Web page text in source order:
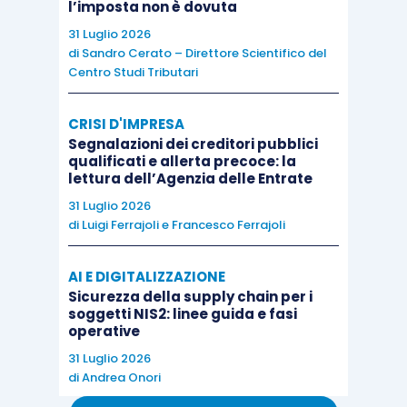
Per il riconoscimento delle ricordate
agevolazioni, leimprese
devonomantenere
ZESper almeno sette annidopo il
completamento dell’investimento
oggetto delle agevolazioni, pena la revoca
dei benefici concessi e goduti
liquidazioneo discioglimento
Con specifico riferimento al
ricorda che lemodalità
comunicazioneper la relativa fruizione sono
l’imposta non è dovuta
31 Luglio 2026
di Sandro Cerato – Direttore Scientifico del
Centro Studi Tributari
CRISI D'IMPRESA
Segnalazioni dei creditori pubblici
qualificati e allerta precoce: la
lettura dell’Agenzia delle Entrate
31 Luglio 2026
di Luigi Ferrajolie Francesco Ferrajoli
AI E DIGITALIZZAZIONE
Sicurezza della supply chain per i
soggetti NIS2: linee guida e fasi
operative
31 Luglio 2026
diAndrea Onori